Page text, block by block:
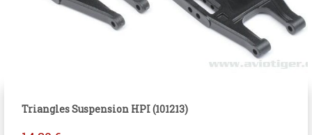
Triangles Suspension HPI (101213)